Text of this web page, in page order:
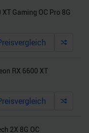
mit
bereitgestellt
Nutzung der Dienste
Gaming OC Pro 8G
RX 6600 XT
2X 8G OC